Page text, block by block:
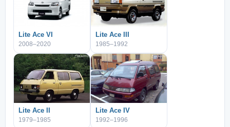
Lite Ace VI
2008–2020
Lite Ace III
1985–1992
Lite Ace II
1979–1985
Lite Ace IV
1992–1996